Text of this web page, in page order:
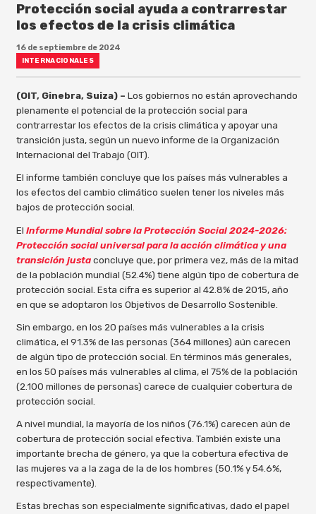
Protección social ayuda a contrarrestar
los efectos de la crisis climática
16 de septiembre de 2024
INTERNACIONALES
(OIT, Ginebra, Suiza) – Los gobiernos no están aprovechando
plenamente el potencial de la protección social para
contrarrestar los efectos de la crisis climática y apoyar una
transición justa, según un nuevo informe de la Organización
Internacional del Trabajo (OIT).
El informe también concluye que los países más vulnerables a
los efectos del cambio climático suelen tener los niveles más
bajos de protección social.
El Informe Mundial sobre la Protección Social 2024-2026:
Protección social universal para la acción climática y una
transición justaconcluye que, por primera vez, más de la mitad
de la población mundial (52.4%) tiene algún tipo de cobertura de
protección social. Esta cifra es superior al 42.8% de 2015, año
en que se adoptaron los Objetivos de Desarrollo Sostenible.
Sin embargo, en los 20 países más vulnerables a la crisis
climática, el 91.3% de las personas (364 millones) aún carecen
de algún tipo de protección social. En términos más generales,
en los 50 países más vulnerables al clima, el 75% de la población
(2.100 millones de personas) carece de cualquier cobertura de
protección social.
A nivel mundial, la mayoría de los niños (76.1%) carecen aún de
cobertura de protección social efectiva. También existe una
importante brecha de género, ya que la cobertura efectiva de
las mujeres va a la zaga de la de los hombres (50.1% y 54.6%,
respectivamente).
Estas brechas son especialmente significativas, dado el papel